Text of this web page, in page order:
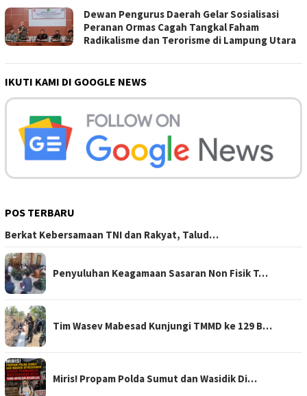
Dewan Pengurus Daerah Gelar Sosialisasi
Peranan Ormas Cagah Tangkal Faham
Radikalisme dan Terorisme di Lampung Utara
IKUTI KAMI DI GOOGLE NEWS
POS TERBARU
Berkat Kebersamaan TNI dan Rakyat, Talud…
Penyuluhan Keagamaan Sasaran Non Fisik T…
Tim Wasev Mabesad Kunjungi TMMD ke 129 B…
Miris! Propam Polda Sumut dan Wasidik Di…